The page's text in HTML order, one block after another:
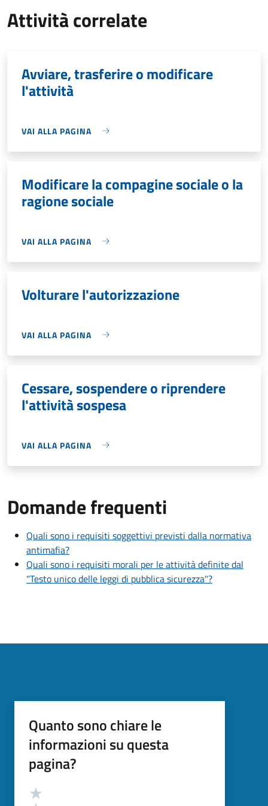
Attività correlate
Avviare, trasferire o modificare
l'attività
VAI ALLA PAGINA
Modificare la compagine sociale o la
ragione sociale
VAI ALLA PAGINA
Volturare l'autorizzazione
VAI ALLA PAGINA
Cessare, sospendere o riprendere
l'attività sospesa
VAI ALLA PAGINA
Domande frequenti
Quali sono i requisiti soggettivi previsti dalla normativa
antimafia?
Quali sono i requisiti morali per le attività definite dal
"Testo unico delle leggi di pubblica sicurezza"?
Quanto sono chiare le
informazioni su questa
pagina?
Valutazione